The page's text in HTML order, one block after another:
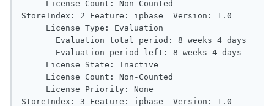
StoreIndex: 2 Feature: ipbase  Version: 1.0
StoreIndex: 3 Feature: ipbase  Version: 1.0